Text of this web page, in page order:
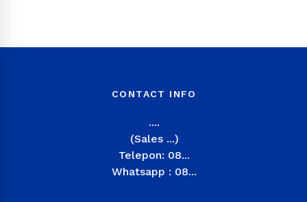
CONTACT INFO
....
(Sales ...)
Telepon: 08...
Whatsapp : 08...